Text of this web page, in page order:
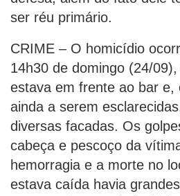
ser réu primário.
CRIME – O homicídio
14h30 de domingo (24/
estava em frente ao bar e,
ainda a serem
diversas facadas. Os
cabeça e pescoço da
hemorragia e a morte no
estava caída havia